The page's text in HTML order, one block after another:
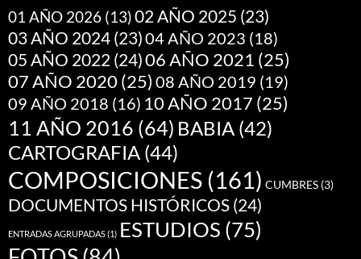
01 AÑO 2026 (13)02 AÑO 2025 (23)
03 AÑO 2024(23)04 AÑO 2023 (18)
05 AÑO 2022 (24)06 AÑO 2021 (25)
07 AÑO 2020 (25) 08 AÑO 2019 (19)
09 AÑO 2018 (16) 10 AÑO 2017 (25)
11 AÑO 2016 (64) BABIA (42)
CARTOGRAFIA (44)
COMPOSICIONES (161) CUMBRES (3)
DOCUMENTOS HISTÓRICOS(24)
ENTRADAS AGRUPADAS(1) ESTUDIOS (75)